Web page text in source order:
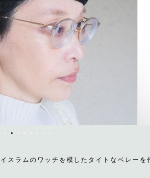
イスラムのワッチを模したタイトなベレーを